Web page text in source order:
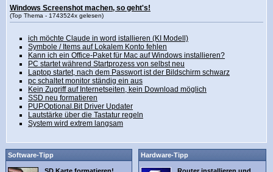
Windows Screenshot machen, so geht's!
(Top Thema - 1743524x gelesen)
ich möchte Claude in word istallieren (KI Modell)
Symbole / Items auf Lokalem Konto fehlen
Kann ich ein Office-Paket für Mac auf Windows installieren?
PC startet während Startprozess von selbst neu
Laptop startet, nach dem Passwort ist der Bildschirm schwarz
pc schaltet monitor ständig ein aus
Kein Zugriff auf Internetseiten, kein Download möglich
SSD neu formatieren
PUP.Optional.Bit Driver Updater
Lautstärke über die Tastatur regeln
System wird extrem langsam
Software-Tipp Hardware-Tipp